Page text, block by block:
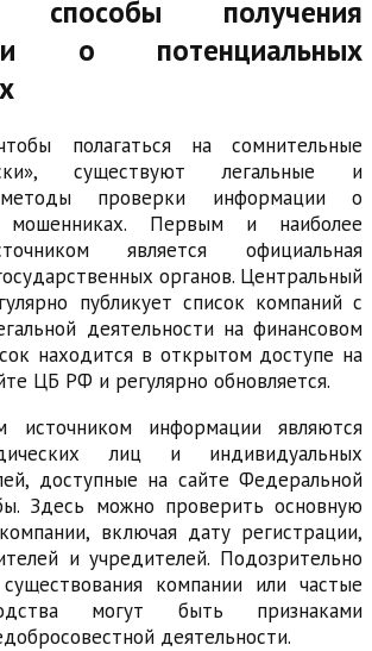
способы получения
о потенциальных
полагаться на сомнительные
существуют легальные и
проверки информации о
мошенниках. Первым и наиболее
является официальная
органов. Центральный
публикует список компаний с
деятельности на финансовом
находится в открытом доступе на
ЦБ РФ и регулярно обновляется.
источником информации являются
лиц и индивидуальных
доступные на сайте Федеральной
Здесь можно проверить основную
включая дату регистрации,
и учредителей. Подозрительно
компании или частые
могут быть признаками
деятельности.